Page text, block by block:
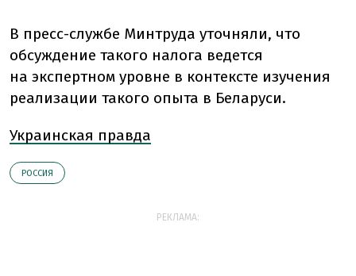
В пресс-службе Минтруда уточняли, что
обсуждение такого налога ведется
на экспертном уровне в контексте изучения
реализации такого опыта в Беларуси.
Украинская правда
РОССИЯ
РЕКЛАМА: